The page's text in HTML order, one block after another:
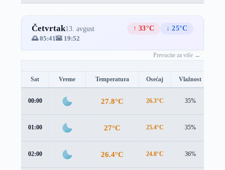
Četvrtak13. avgust ↑ 33°C
↓ 25°C
🌅 05:41🌇 19:52
Prevucite za više →
Sat Vreme Temperatura Osećaj Vlažnost
00:00 27.8°C 26.3°C 35%
01:00 27°C 25.4°C 35%
02:00 26.4°C 24.8°C 36%